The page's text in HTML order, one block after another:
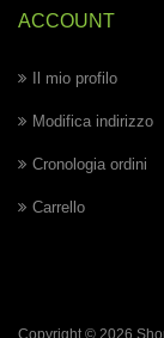
ACCOUNT
Il mio profilo
Modifica indirizzo
Cronologia ordini
Carrello
Copyright © 2026